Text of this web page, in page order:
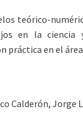
teórico-
en la ciencia
práctica en el
Calderón, Jorge